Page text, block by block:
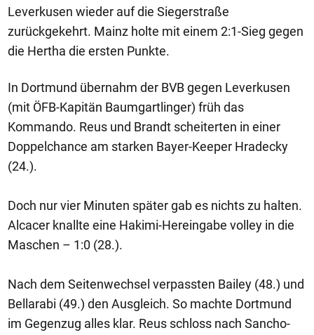
Leverkusen wieder auf die Siegerstraße
zurückgekehrt. Mainz holte mit einem 2:1-Sieg gegen
die Hertha die ersten Punkte.
In Dortmund übernahm der BVB gegen Leverkusen
(mit ÖFB-Kapitän Baumgartlinger) früh das
Kommando. Reus und Brandt scheiterten in einer
Doppelchance am starken Bayer-Keeper Hradecky
(24.).
Doch nur vier Minuten später gab es nichts zu halten.
Alcacer knallte eine Hakimi-Hereingabe volley in die
Maschen – 1:0 (28.).
Nach dem Seitenwechsel verpassten Bailey (48.) und
Bellarabi (49.) den Ausgleich. So machte Dortmund
im Gegenzug alles klar. Reus schloss nach Sancho-